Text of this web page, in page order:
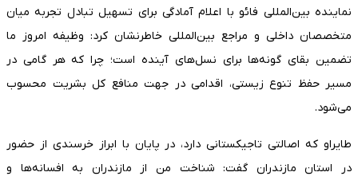
نماینده بین‌المللی فائو با اعلام آمادگی برای تسهیل تبادل تجربه میان
متخصصان داخلی و مراجع بین‌المللی خاطرنشان کرد: وظیفه امروز ما
تضمین بقای گونه‌ها برای نسل‌های آینده است؛ چرا که هر گامی در
مسیر حفظ تنوع زیستی، اقدامی در جهت منافع کل بشریت محسوب
می‌شود.
طایراو که اصالتی تاجیکستانی دارد، در پایان با ابراز خرسندی از حضور
در استان مازندران گفت: شناخت من از مازندران به افسانه‌ها و